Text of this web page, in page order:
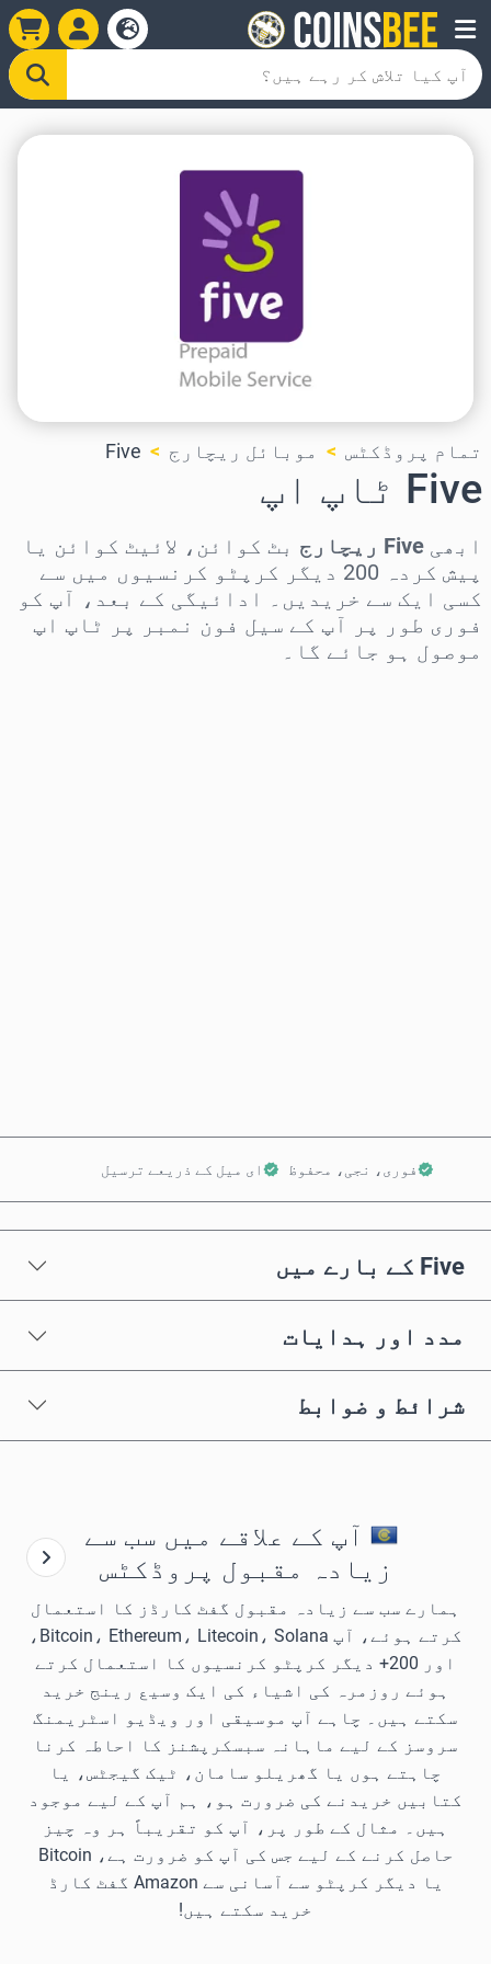
تمام پروڈکٹس موبائل ریچارج Five
Five ٹاپ اپ
ابھی Five ریچارج
بٹ کوائن، لائیٹ کوائن یا
پیش کردہ 200 دیگر کرپٹو کرنسیوں میں سے
کسی ایک سے خریدیں۔ ادائیگی کے بعد، آپ کو
فوری طور پر آپ کے سیل فون نمبر پر ٹاپ اپ
موصول ہو جائے گا۔
فوری، نجی، محفوظ ای میل کے ذریعے ترسیل
Five کے بارے میں
مدد اور ہدایات
شرائط و ضوابط
آپ کے علاقے میں سب سے
زیادہ مقبول پروڈکٹس
ہمارے سب سے زیادہ مقبول گفٹ کارڈز کا استعمال
کرتے ہوئے، آپ Bitcoin، Ethereum، Litecoin، Solana،
اور 200+ دیگر کرپٹو کرنسیوں کا استعمال کرتے
ہوئے روزمرہ کی اشیاء کی ایک وسیع رینج خرید
سکتے ہیں۔ چاہے آپ موسیقی اور ویڈیو اسٹریمنگ
سروسز کے لیے ماہانہ سبسکرپشنز کا احاطہ کرنا
چاہتے ہوں یا گھریلو سامان، ٹیک گیجٹس، یا
کتابیں خریدنے کی ضرورت ہو، ہم آپ کے لیے موجود
ہیں۔ مثال کے طور پر، آپ کو تقریباً ہر وہ چیز
حاصل کرنے کے لیے جس کی آپ کو ضرورت ہے، Bitcoin
یا دیگر کرپٹو سے آسانی سے Amazon گفٹ کارڈ
خرید سکتے ہیں!